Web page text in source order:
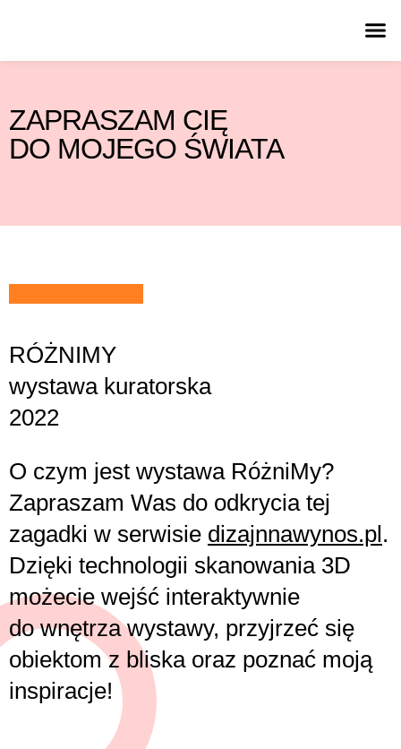
ZAPRASZAM CIĘ
DO MOJEGO ŚWIATA
RÓŻNIMY
wystawa kuratorska
2022
O czym jest wystawa RóżniMy?
Zapraszam Was do odkrycia tej
zagadki w serwisie dizajnnawynos.pl.
Dzięki technologii skanowania 3D
możecie wejść interaktywnie
do wnętrza wystawy, przyjrzeć się
obiektom z bliska oraz poznać moją
inspiracje!